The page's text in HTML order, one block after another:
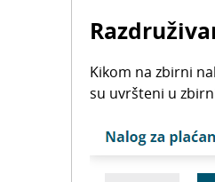
Kikom na zbirni
su uvršteni u